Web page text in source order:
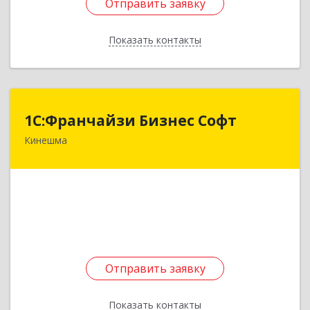
Отправить заявку
Показать контакты
Отправить заявку
Назад
1С:Франчайзи Бизнес Софт
Кинешма
Отправить заявку
Показать контакты
1С:Франчайзи Бизнес Софт
155800, Ивановская обл, Кинешма г, Жуковская
Отправить заявку
Назад